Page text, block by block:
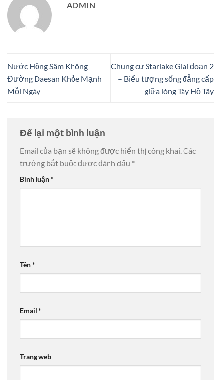
ADMIN
Nước Hồng Sâm Không
Đường Daesan Khỏe Mạnh
Mỗi Ngày
Chung cư Starlake Giai đoạn 2
– Biểu tượng sống đẳng cấp
giữa lòng Tây Hồ Tây
Để lại một bình luận
Email của bạn sẽ không được hiển thị công khai.Các
trường bắt buộc được đánh dấu *
Bình luận*
Tên*
Email *
Trang web